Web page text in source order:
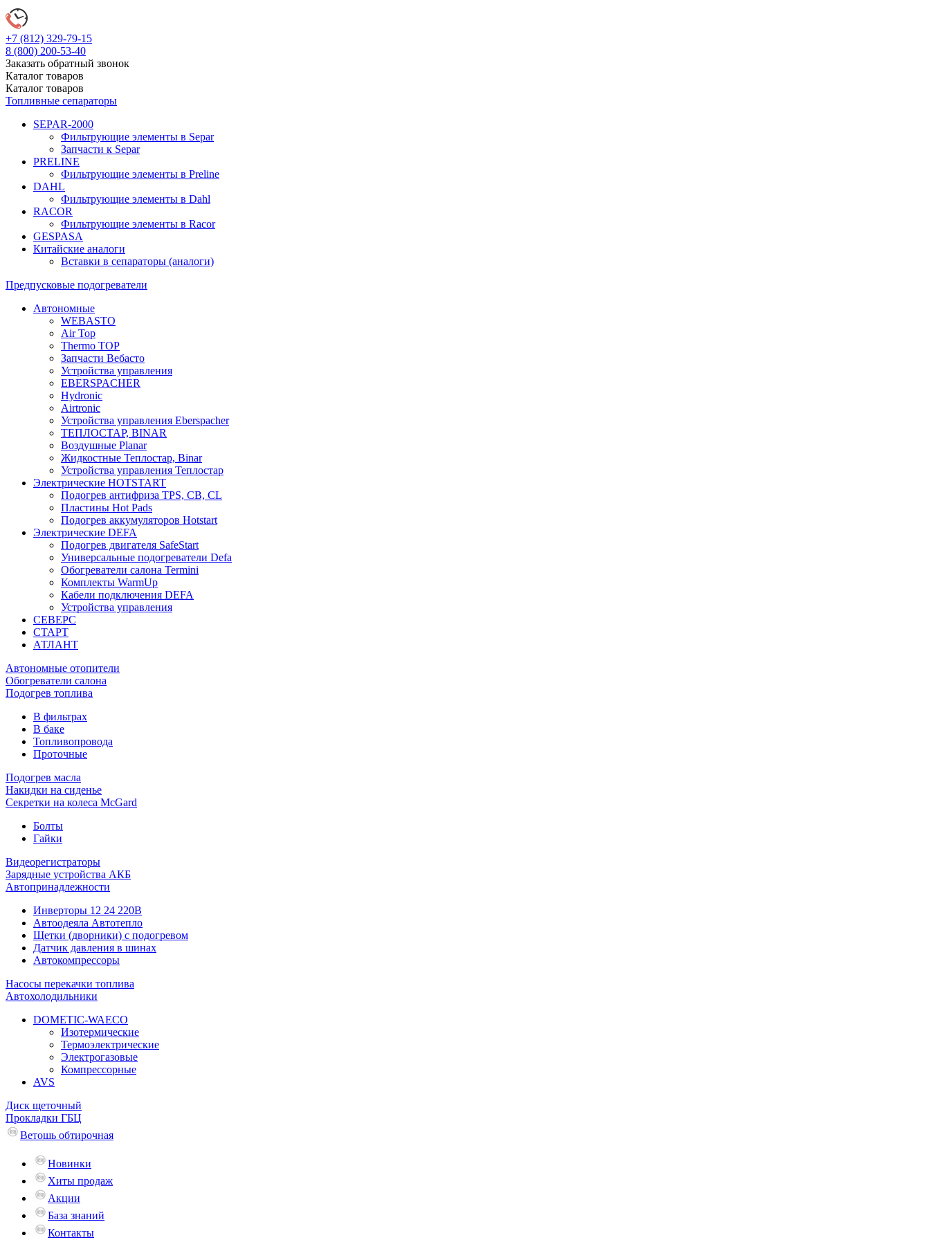
+7 (812) 329-79-15
8 (800) 200-53-40
Заказать обратный звонок
Каталог товаров
Каталог товаров
Топливные сепараторы
SEPAR-2000
Фильтрующие элементы в Separ
Запчасти к Separ
PRELINE
Фильтрующие элементы в Preline
DAHL
Фильтрующие элементы в Dahl
RACOR
Фильтрующие элементы в Racor
GESPASA
Китайские аналоги
Вставки в сепараторы (аналоги)
Предпусковые подогреватели
Автономные
WEBASTO
Air Top
Thermo TOP
Запчасти Вебасто
Устройства управления
EBERSPACHER
Hydronic
Airtronic
Устройства управления Eberspacher
ТЕПЛОСТАР, BINAR
Воздушные Planar
Жидкостные Теплостар, Binar
Устройства управления Теплостар
Электрические HOTSTART
Подогрев антифриза TPS, CB, CL
Пластины Hot Pads
Подогрев аккумуляторов Hotstart
Электрические DEFA
Подогрев двигателя SafeStart
Универсальные подогреватели Defa
Обогреватели салона Termini
Комплекты WarmUp
Кабели подключения DEFA
Устройства управления
СЕВЕРС
СТАРТ
АТЛАНТ
Автономные отопители
Обогреватели салона
Подогрев топлива
В фильтрах
В баке
Топливопровода
Проточные
Подогрев масла
Накидки на сиденье
Секретки на колеса McGard
Болты
Гайки
Видеорегистраторы
Зарядные устройства АКБ
Автопринадлежности
Инверторы 12 24 220В
Автоодеяла Автотепло
Щетки (дворники) с подогревом
Датчик давления в шинах
Автокомпрессоры
Насосы перекачки топлива
Автохолодильники
DOMETIC-WAECO
Изотермические
Термоэлектрические
Электрогазовые
Компрессорные
AVS
Диск щеточный
Прокладки ГБЦ
Ветошь обтирочная
Новинки
Хиты продаж
Акции
База знаний
Контакты